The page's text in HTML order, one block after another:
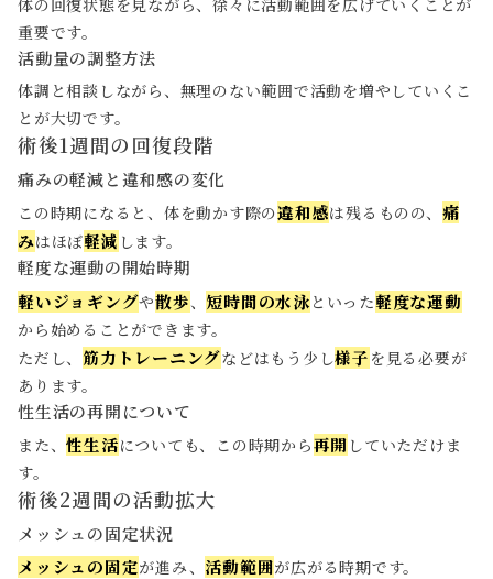
重要です。
活動量の調整方法
体調と相談しながら、無理のない範囲で活動を増やしていくこ
とが大切です。
術後1週間の回復段階
痛みの軽減と違和感の変化
この時期になると、体を動かす際の違和感は残るものの、 痛
みはほぼ軽減 します。
軽度な運動の開始時期
軽いジョギングや散歩、 短時間の水泳 といった軽度な運動
から始めることができます。
ただし、 筋力トレーニングなどはもう少し様子 を見る必要が
あります。
性生活の再開について
また、性生活についても、この時期から再開 していただけま
す。
術後2週間の活動拡大
メッシュの固定状況
メッシュの固定が進み、 活動範囲が広がる時期です。